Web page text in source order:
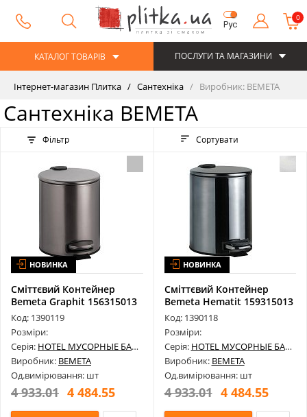
Рус
0
КАТАЛОГ ТОВАРІВ ПОСЛУГИ ТА МАГАЗИНИ
Інтернет-магазин Плитка Сантехніка Виробник: BEMETA
Сантехніка BEMETA
Фільтр Сортувати
НОВИНКА
Сміттєвий Контейнер
Bemeta Graphit 156315013
5 л, Не...
Код: 1390119
Розміри:
Серія: HOTEL МУСОРНЫЕ БАКИ
Виробник: BEMETA
Од.вимірювання: шт
4 933.01 4 484.55
НОВИНКА
Сміттєвий Контейнер
Bemeta Hematit 159315013
5 л, Не...
Код: 1390118
Розміри:
Серія: HOTEL МУСОРНЫЕ БАКИ
Виробник: BEMETA
Од.вимірювання: шт
4 933.01 4 484.55